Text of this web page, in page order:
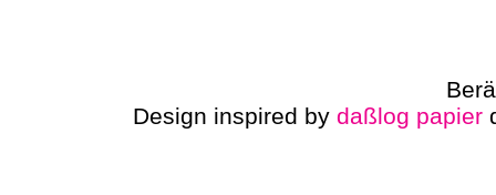
Design inspired by daßlog papier